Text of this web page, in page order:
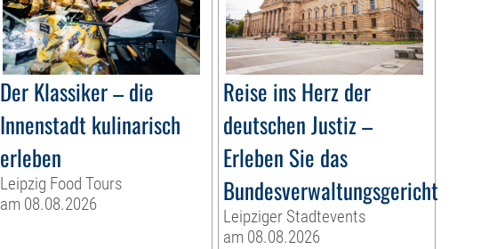
Der Klassiker – die
Innenstadt kulinarisch
erleben
Leipzig Food Tours
am 08.08.2026
Reise ins Herz der
deutschen Justiz –
Erleben Sie das
Bundesverwaltungsgericht
Leipziger Stadtevents
am 08.08.2026